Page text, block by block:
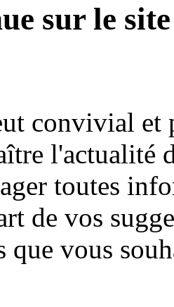
sur le
convivial et
l'actualité
toutes
de vos
que vous